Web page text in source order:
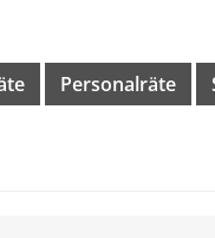
Personalräte